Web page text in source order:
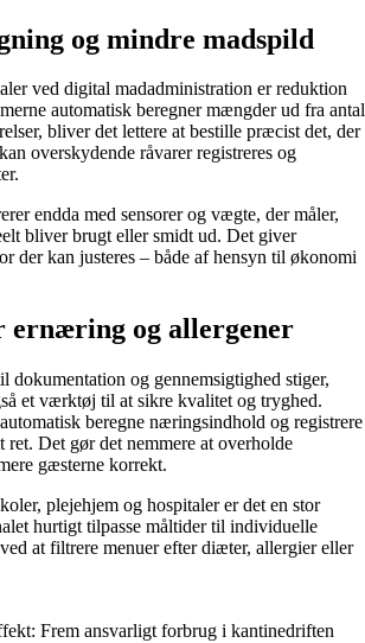
og mindre madspild
ved digital madadministration er reduktion
automatisk beregner mængder ud fra antal
bliver det lettere at bestille præcist det, der
overskydende råvarer registreres og
endda med sensorer og vægte, der måler,
bliver brugt eller smidt ud. Det giver
der kan justeres – både af hensyn til økonomi
ernæring og allergener
dokumentation og gennemsigtighed stiger,
et værktøj til at sikre kvalitet og tryghed.
beregne næringsindhold og registrere
ret. Det gør det nemmere at overholde
gæsterne korrekt.
plejehjem og hospitaler er det en stor
hurtigt tilpasse måltider til individuelle
at filtrere menuer efter diæter, allergier eller
Frem ansvarligt forbrug i kantinedriften